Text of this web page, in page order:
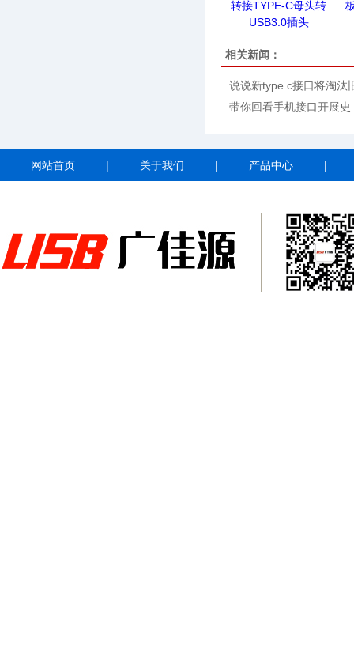
转接TYPE-C母头转
USB3.0插头
相关新闻：
说说新type c接口将淘汰
带你回看手机接口开展史
网站首页 | 关于我们 | 产品中心 |